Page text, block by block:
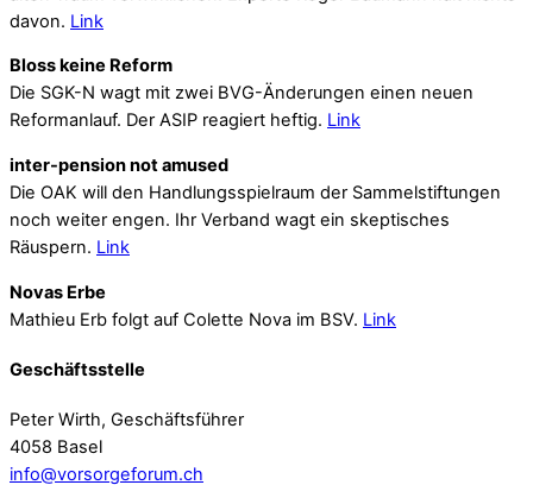
davon. Link
Bloss keine Reform
Die SGK-N wagt mit zwei BVG-Änderungen einen neuen
Reformanlauf. Der ASIP reagiert heftig. Link
inter-pension not amused
Die OAK will den Handlungsspielraum der Sammelstiftungen
noch weiter engen. Ihr Verband wagt ein skeptisches
Räuspern. Link
Novas Erbe
Mathieu Erb folgt auf Colette Nova im BSV. Link
Geschäftsstelle
Peter Wirth, Geschäftsführer
4058 Basel
info@vorsorgeforum.ch